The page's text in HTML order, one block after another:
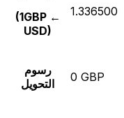
(1GBP ←
USD)
1.336500
رسوم
التحويل
0 GBP